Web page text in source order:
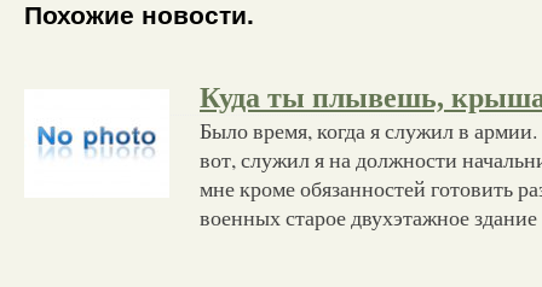
Похожие новости.
Куда ты плывешь,
Было время, когда я служил в
вот, служил я на должности
мне кроме обязанностей готовить
военных старое двухэтажное здание